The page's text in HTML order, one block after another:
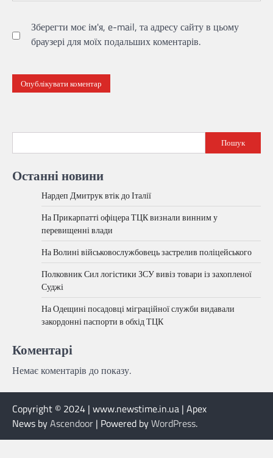
Зберегти моє ім'я, e-mail, та адресу сайту в цьому
браузері для моїх подальших коментарів.
Пошук
Останні новини
Нардеп Дмитрук втік до Італії
На Прикарпатті офіцера ТЦК визнали винним у
перевищенні влади
На Волині військовослужбовець застрелив поліцейського
Полковник Сил логістики ЗСУ вивіз товари із захопленої
Суджі
На Одещині посадовці міграційної служби видавали
закордонні паспорти в обхід ТЦК
Коментарі
Немає коментарів до показу.
Copyright © 2024 | www.newstime.in.ua | Apex
News byAscendoor | Powered byWordPress.